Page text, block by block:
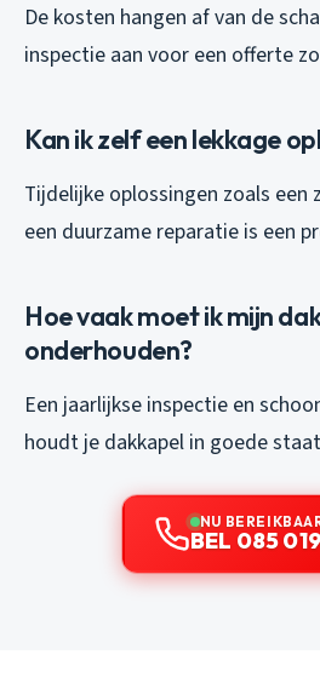
De kosten hangen af van de
inspectie aan voor een offerte
Kan ik zelf een lekkage
Tijdelijke oplossingen zoals een
een duurzame reparatie is een
Hoe vaak moet ik mijn
onderhouden?
Een jaarlijkse inspectie en
houdt je dakkapel in goede
NU
BEL 085